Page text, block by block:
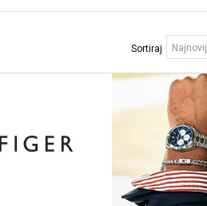
Sortiraj